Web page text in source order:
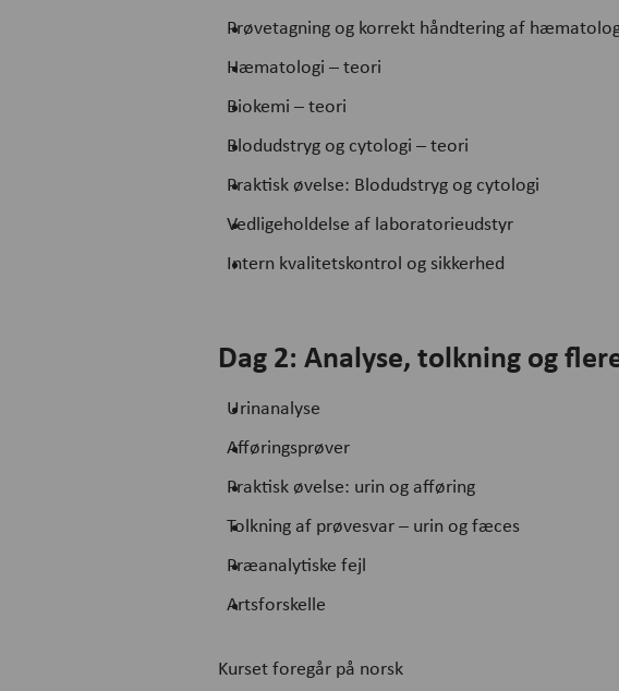
Prøvetagning og korrekt håndtering af
Hæmatologi – teori
Biokemi – teori
Blodudstryg og cytologi – teori
Praktisk øvelse: Blodudstryg og cytologi
Vedligeholdelse af laboratorieudstyr
Intern kvalitetskontrol og sikkerhed
Dag 2: Analyse, tolkning og
Urinanalyse
Afføringsprøver
Praktisk øvelse: urin og afføring
Tolkning af prøvesvar – urin og fæces
Præanalytiske fejl
Artsforskelle
Kurset foregår på norsk